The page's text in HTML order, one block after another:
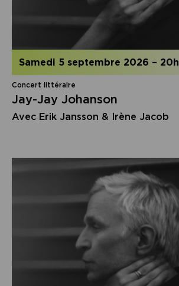
samedi 5 septembre 2026 – 20h
Concert littéraire
Jay-Jay Johanson
Avec Erik Jansson & Irène Jacob